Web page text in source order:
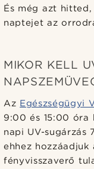
És még azt
naptejet az
MIKOR KELL
Az Egészségügyi
9:00 és 15:00
napi UV-sugárzás
ehhez
fényvisszaverő